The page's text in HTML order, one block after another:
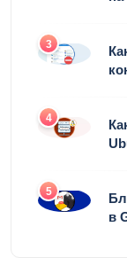
3
4
5
в